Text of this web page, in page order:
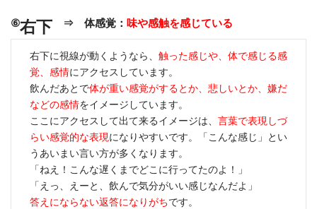
⑥右下 ⇒ 体感覚： 味や感触を感じている
右下に視線が動くようなら、 触った感じや、体で感じる感
覚、感情にアクセスしています。
飲んだあとで体が重い感覚がするとか、悲しいとか、嫌だ
などの感情をイメージしています。
ここにアクセスして出て来るイメージは、 言葉で表現しづ
らい感覚的な表現になりやすいです。「こんな感じ」とい
うあいまい言い方が多くなります。
「ねえ！こんな遅くまでどこに行ってたのよ！」
「えっ、えーと、飲んで気分がいい感じなんだよ」
答えにならない返答になりがちです。